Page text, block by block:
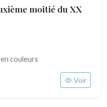
moitié du XX
couleurs
Voir